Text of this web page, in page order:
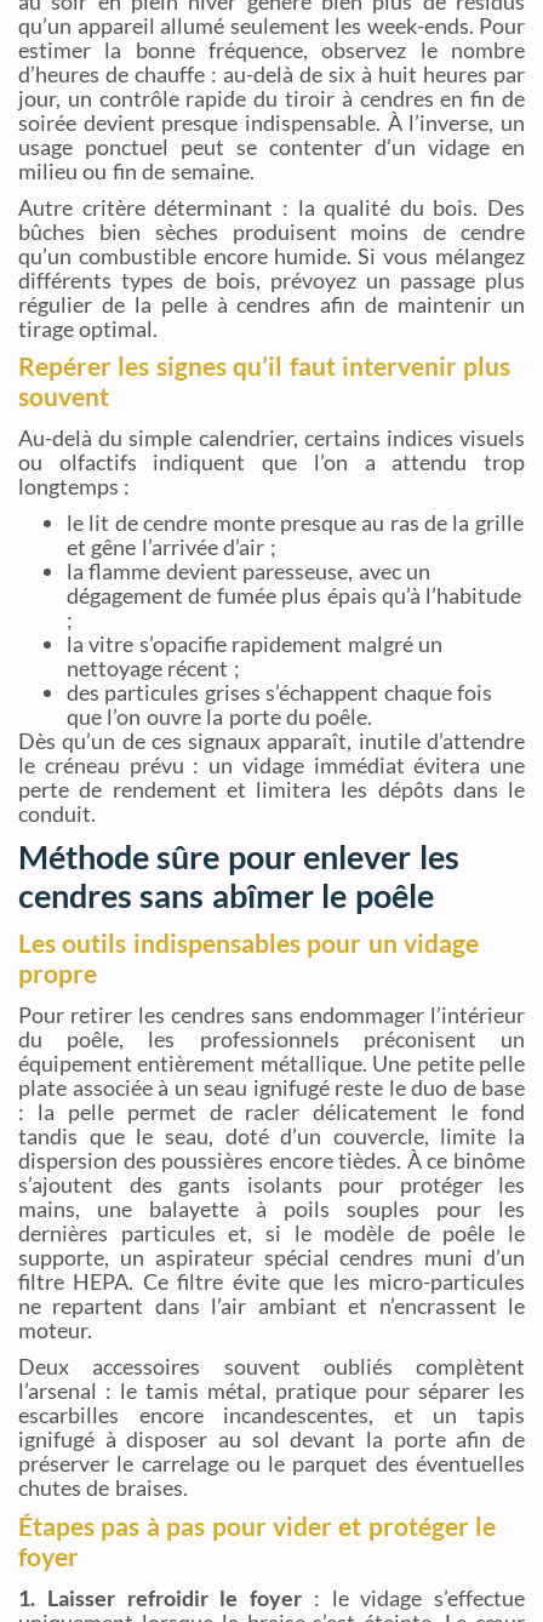
qu’un appareil allumé seulement les week-ends. Pour
estimer la bonne fréquence, observez le nombre
d’heures de chauffe : au-delà de six à huit heures par
jour, un contrôle rapide du tiroir à cendres en fin de
soirée devient presque indispensable. À l’inverse, un
usage ponctuel peut se contenter d’un vidage en
milieu ou fin de semaine.
Autre critère déterminant : la qualité du bois. Des
bûches bien sèches produisent moins de cendre
qu’un combustible encore humide. Si vous mélangez
différents types de bois, prévoyez un passage plus
régulier de la pelle à cendres afin de maintenir un
tirage optimal.
Repérer les signes qu’il faut intervenir plus
souvent
Au-delà du simple calendrier, certains indices visuels
ou olfactifs indiquent que l’on a attendu trop
longtemps :
le lit de cendre monte presque au ras de la grille
et gêne l’arrivée d’air ;
la flamme devient paresseuse, avec un
dégagement de fumée plus épais qu’à l’habitude
;
la vitre s’opacifie rapidement malgré un
nettoyage récent ;
des particules grises s’échappent chaque fois
que l’on ouvre la porte du poêle.
Dès qu’un de ces signaux apparaît, inutile d’attendre
le créneau prévu : un vidage immédiat évitera une
perte de rendement et limitera les dépôts dans le
conduit.
Méthode sûre pour enlever les
cendres sans abîmer le poêle
Les outils indispensables pour un vidage
propre
Pour retirer les cendres sans endommager l’intérieur
du poêle, les professionnels préconisent un
équipement entièrement métallique. Une petite pelle
plate associée à un seau ignifugé reste le duo de base
: la pelle permet de racler délicatement le fond
tandis que le seau, doté d’un couvercle, limite la
dispersion des poussières encore tièdes. À ce binôme
s’ajoutent des gants isolants pour protéger les
mains, une balayette à poils souples pour les
dernières particules et, si le modèle de poêle le
supporte, un aspirateur spécial cendres muni d’un
filtre HEPA. Ce filtre évite que les micro-particules
ne repartent dans l’air ambiant et n’encrassent le
moteur.
Deux accessoires souvent oubliés complètent
l’arsenal : le tamis métal, pratique pour séparer les
escarbilles encore incandescentes, et un tapis
ignifugé à disposer au sol devant la porte afin de
préserver le carrelage ou le parquet des éventuelles
chutes de braises.
Étapes pas à pas pour vider et protéger le
foyer
1. Laisser refroidir le foyer : le vidage s’effectue